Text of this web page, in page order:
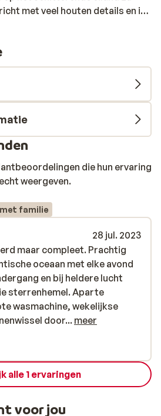
met veel houten details en in
voor La Palma. Relaxen kan
zie je ook nog eens de zee! Met
leuke plekjes van het
terugkomst kun je samen
klaargemaakte maaltijd of de
die hun ervaring
weergeven.
familie
28 jul. 2023
maar compleet. Prachtig
oceaan met elke avond
en bij heldere lucht
sterrenhemel. Aparte
wasmachine, wekelijkse
door superaardige
dagelijks het
onderhouden. Bij het
toilet en een (warmwater!)
De bbqplaats vergt wel
zouden een ventilator op prijs
huis nr 10 met twee
maar compleet. Prachtig
oceaan met elke avond
en bij heldere lucht
sterrenhemel. Aparte
wasmachine, wekelijkse
door... meer
alle 1 ervaringen
voor jou